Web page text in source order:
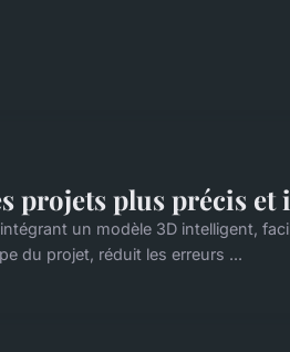
projets plus précis et
un modèle 3D intelligent,
du projet, réduit les erreurs ...